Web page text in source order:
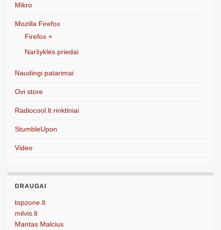
Mikro
Mozilla Firefox
Firefox +
Naršyklės priedai
Naudingi patarimai
Ovi store
Radiocool.lt rinktiniai
StumbleUpon
Video
DRAUGAI
topzone.lt
milvis.lt
Mantas Malcius